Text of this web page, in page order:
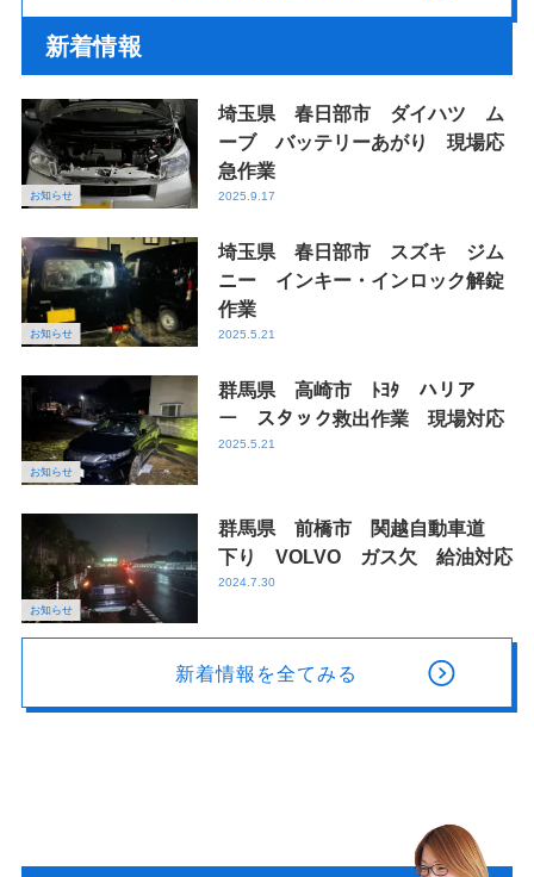
新着情報
お知らせ
埼玉県 春日部市 ダイハツ ム
ーブ バッテリーあがり 現場応
急作業
2025.9.17
お知らせ
埼玉県 春日部市 スズキ ジム
ニー インキー・インロック解錠
作業
2025.5.21
お知らせ
群馬県 高崎市 ﾄﾖﾀ ハリア
ー スタック救出作業 現場対応
2025.5.21
お知らせ
群馬県 前橋市 関越自動車道
下り VOLVO ガス欠 給油対応
2024.7.30
新着情報を全てみる